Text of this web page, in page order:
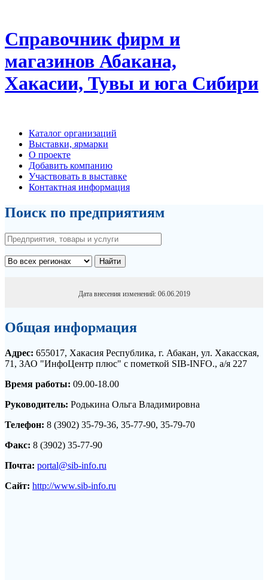
Справочник фирм и
магазинов Абакана,
Хакасии, Тувы и юга Сибири
Каталог организаций
Выставки, ярмарки
О проекте
Добавить компанию
Участвовать в выставке
Контактная информация
Поиск по предприятиям
Найти
Дата внесения изменений: 06.06.2019
Общая информация
Адрес: 655017, Хакасия Республика, г. Абакан, ул. Хакасская,
71, ЗАО "ИнфоЦентр плюс" с пометкой SIB-INFO., а/я 227
Время работы: 09.00-18.00
Руководитель: Родькина Ольга Владимировна
Телефон: 8 (3902) 35-79-36, 35-77-90, 35-79-70
Факс: 8 (3902) 35-77-90
Почта: portal@sib-info.ru
Сайт: http://www.sib-info.ru